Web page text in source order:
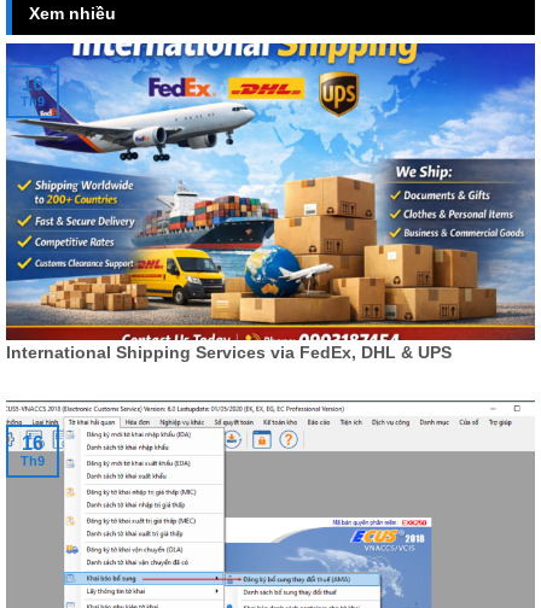
Xem nhiều
International Shipping Services via FedEx, DHL & UPS
16
Th9
16
Th9